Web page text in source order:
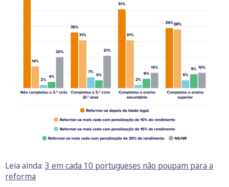
Leia ainda: 3 em cada 10 portugueses não poupam para a
reforma